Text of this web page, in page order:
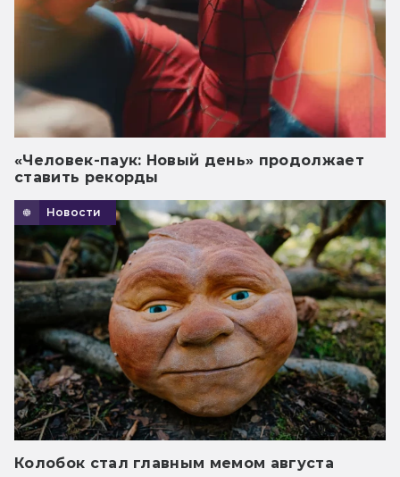
«Человек-паук: Новый день» продолжает
ставить рекорды
Новости
Колобок стал главным мемом августа